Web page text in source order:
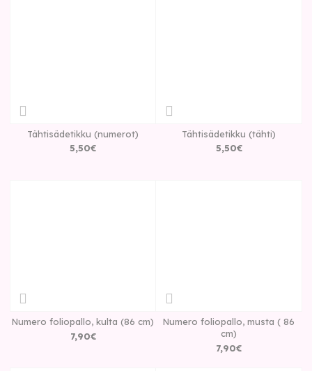
Tähtisädetikku (numerot)
5,50€
Tähtisädetikku (tähti)
5,50€
Numero foliopallo, kulta (86 cm)
7,90€
Numero foliopallo, musta ( 86
cm)
7,90€